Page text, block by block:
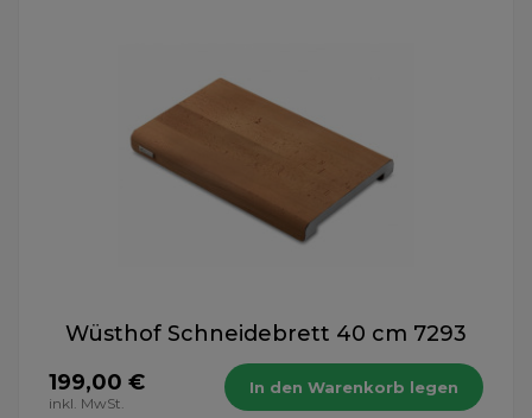
Wüsthof Schneidebrett 40 cm 7293
199,00 €
inkl. MwSt.
In den Warenkorb legen